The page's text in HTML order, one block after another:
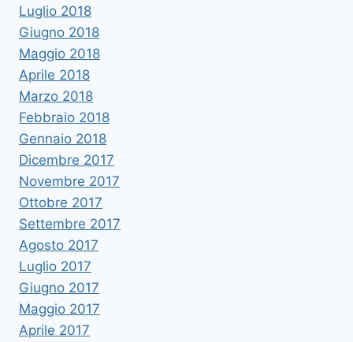
Luglio 2018
Giugno 2018
Maggio 2018
Aprile 2018
Marzo 2018
Febbraio 2018
Gennaio 2018
Dicembre 2017
Novembre 2017
Ottobre 2017
Settembre 2017
Agosto 2017
Luglio 2017
Giugno 2017
Maggio 2017
Aprile 2017